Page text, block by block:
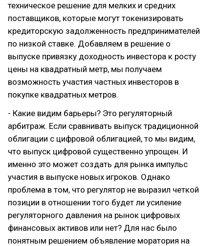
техническое решение для мелких и средних
поставщиков, которые могут токенизировать
кредиторcкую задолженность предпринимателей
по низкой ставке. Добавляем в решение о
выпуске привязку доходность инвестора к росту
цены на квадратный метр, мы получаем
возможность участия частных инвесторов в
покупке квадратных метров.
- Какие видим барьеры? Это регуляторный
арбитраж. Если сравнивать выпуск традиционной
облигации с цифровой облигацией, то мы видим,
что выпуск цифровой существенно упрощен. И
именно это может создать для рынка импульс
участия в выпуске новых игроков. Однако
проблема в том, что регулятор не выразил четкой
позиции в отношении того будет ли усиление
регуляторного давления на рынок цифровых
финансовых активов или нет? Для нас было
понятным решением объявление моратория на